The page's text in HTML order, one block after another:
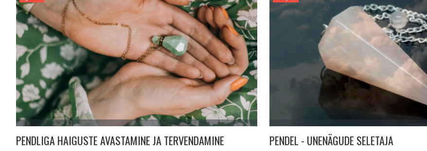
PENDLIGA HAIGUSTE AVASTAMINE JA TERVENDAMINE PENDEL - UNENÄGUDE SELETAJA